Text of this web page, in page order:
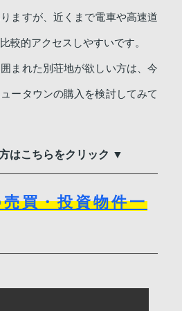
ますが、近くまで電車や高速道
較的アクセスしやすいです。
まれた別荘地が欲しい方は、今
ータウンの購入を検討してみて
はこちらをクリック ▼
買・投資物件一